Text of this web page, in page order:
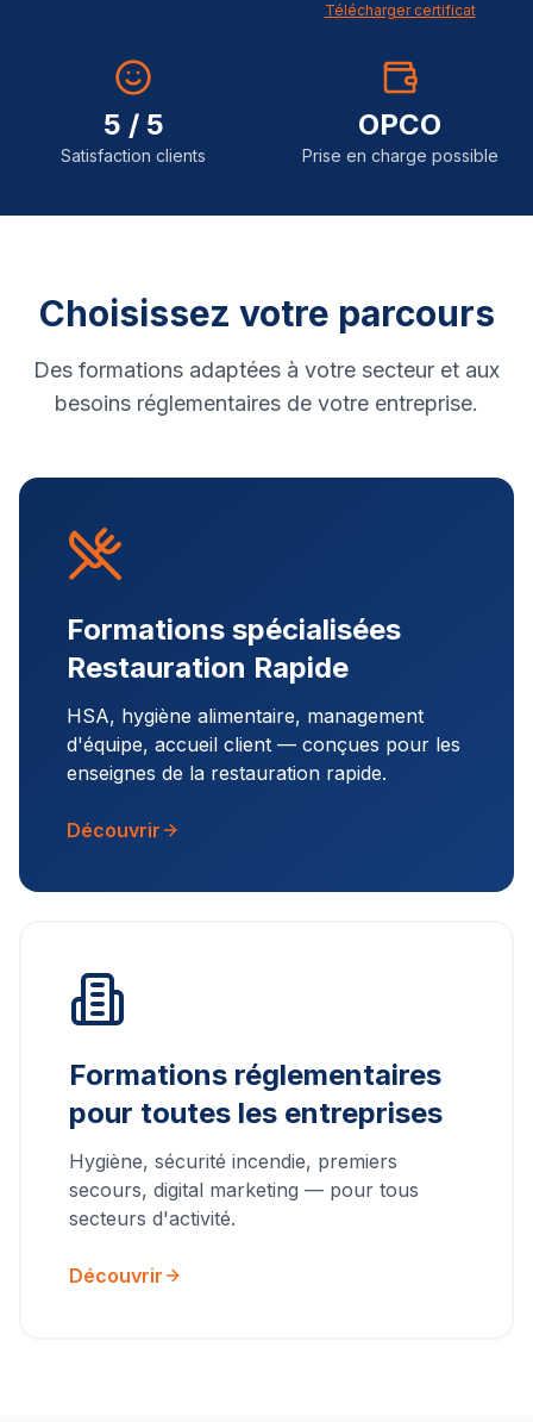
Télécharger certificat
5 / 5
Satisfaction clients
OPCO
Prise en charge possible
Choisissez votre parcours
Des formations adaptées à votre secteur et aux
besoins réglementaires de votre entreprise.
Formations spécialisées
Restauration Rapide
HSA, hygiène alimentaire, management
d'équipe, accueil client — conçues pour les
enseignes de la restauration rapide.
Découvrir
Formations réglementaires
pour toutes les entreprises
Hygiène, sécurité incendie, premiers
secours, digital marketing — pour tous
secteurs d'activité.
Découvrir